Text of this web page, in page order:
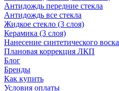
Антидождь передние стекла
Антидождь все стекла
Жидкое стекло (3 слоя)
Керамика (3 слоя)
Нанесение синтетического воска
Плановая коррекция ЛКП
Блог
Бренды
Как купить
Условия оплаты